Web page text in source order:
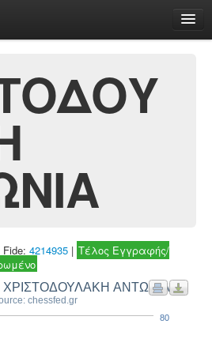
4214935 | Τέλος Εγγραφής/
ΧΡΙΣΤΟΔΟΥΛΑΚΗ ΑΝΤΩΝΙΑ
chessfed.gr
80